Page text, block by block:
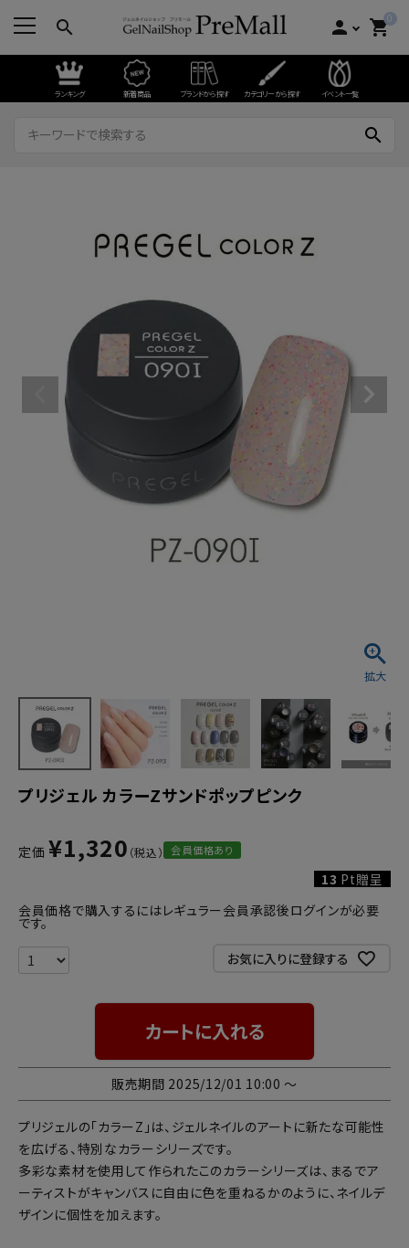
search person 0
shopping_cart
ランキング 新着商品 ブランドから探す カテゴリーから探す イベント一覧
search
プリジェル カラーZサンドポップピンク
定価 ¥1,320 会員価格あり
13 Pt贈呈
会員価格で購入するにはレギュラー会員承認後ログインが必要
です。
お気に入りに登録する
カートに入れる
販売期間 2025/12/01 10:00 〜
プリジェルの「カラーZ」は、ジェルネイルのアートに新たな可能性
を広げる、特別なカラーシリーズです。
多彩な素材を使用して作られたこのカラーシリーズは、まるでア
ーティストがキャンバスに自由に色を重ねるかのように、ネイルデ
ザインに個性を加えます。